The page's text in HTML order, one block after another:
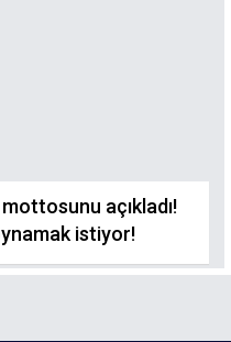
açıkladı!
istiyor!